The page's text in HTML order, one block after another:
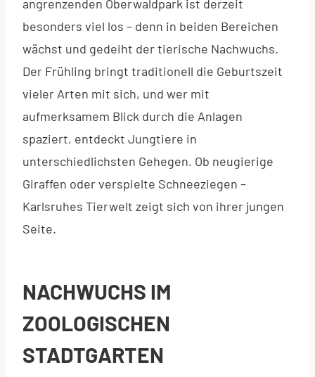
angrenzenden Oberwaldpark ist derzeit
besonders viel los – denn in beiden Bereichen
wächst und gedeiht der tierische Nachwuchs.
Der Frühling bringt traditionell die Geburtszeit
vieler Arten mit sich, und wer mit
aufmerksamem Blick durch die Anlagen
spaziert, entdeckt Jungtiere in
unterschiedlichsten Gehegen. Ob neugierige
Giraffen oder verspielte Schneeziegen –
Karlsruhes Tierwelt zeigt sich von ihrer jungen
Seite.
NACHWUCHS IM
ZOOLOGISCHEN
STADTGARTEN